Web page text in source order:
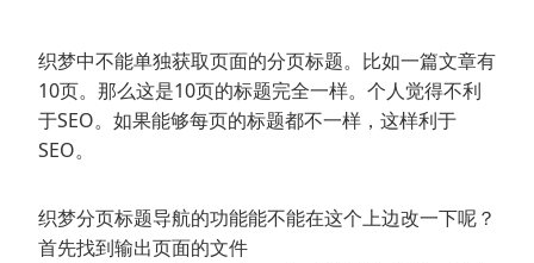
织梦中不能单独获取页面的分页标题。比如一篇文章有
10页。那么这是10页的标题完全一样。个人觉得不利
于SEO。如果能够每页的标题都不一样，这样利于
SEO。
织梦分页标题导航的功能能不能在这个上边改一下呢？
首先找到输出页面的文件